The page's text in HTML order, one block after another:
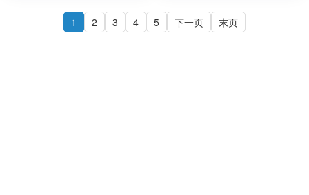
1 2 3 4 5 下一页 末页